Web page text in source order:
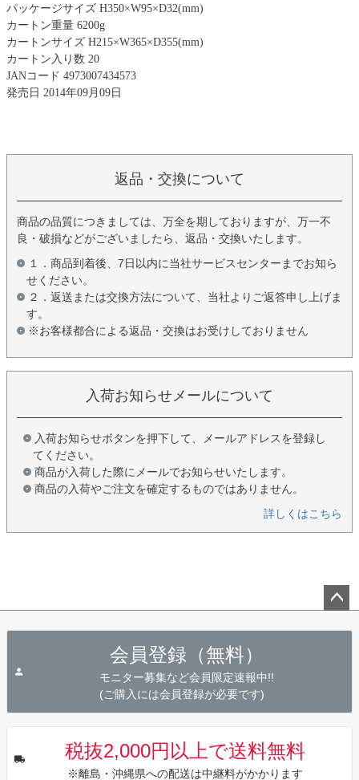
パッケージサイズ H350×W95×D32(mm)
カートン重量 6200g
カートンサイズ H215×W365×D355(mm)
カートン入り数 20
JANコード 4973007434573
発売日 2014年09月09日
返品・交換について
商品の品質につきましては、万全を期しておりますが、万一不
良・破損などがございましたら、返品・交換いたします。
１．商品到着後、7日以内に当社サービスセンターまでお知ら
せください。
２．返送または交換方法について、当社よりご返答申し上げま
す。
※お客様都合による返品・交換はお受けしておりません
入荷お知らせメールについて
入荷お知らせボタンを押下して、メールアドレスを登録し
てください。
商品が入荷した際にメールでお知らせいたします。
商品の入荷やご注文を確定するものではありません。
詳しくはこちら
会員登録（無料）
モニター募集など会員限定速報中!!
(ご購入には会員登録が必要です)
税抜2,000円以上で送料無料
※離島・沖縄県への配送は中継料がかかります